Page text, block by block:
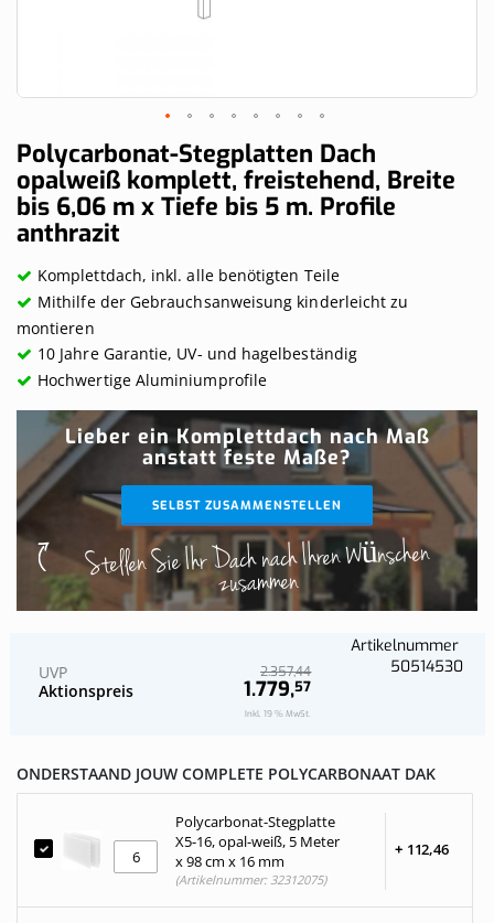
Skip
to
the
beginning
of
the
images
gallery
Polycarbonat-Stegplatten Dach
opalweiß komplett, freistehend, Breite
bis 6,06 m x Tiefe bis 5 m. Profile
anthrazit
Komplettdach, inkl. alle benötigten Teile
Mithilfe der Gebrauchsanweisung kinderleicht zu
montieren
10 Jahre Garantie, UV- und hagelbeständig
Hochwertige Aluminiumprofile
Lieber ein Komplettdach nach Maß
anstatt feste Maße?
SELBST ZUSAMMENSTELLEN
Stellen Sie Ihr Dach nach Ihren Wünschen
zusammen
Aktionspreis 1.779,57
UVP 2.357,44
Inkl. 19 % MwSt.
Artikelnummer
50514530
ONDERSTAAND JOUW COMPLETE POLYCARBONAAT DAK
Polycarbonat-Stegplatte
X5-16, opal-weiß, 5 Meter
x 98 cm x 16 mm
+ 112,46
(Artikelnummer: 32312075)